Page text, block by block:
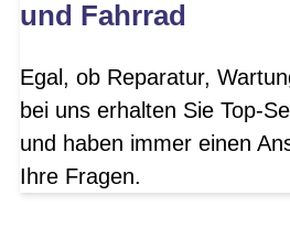
und Fahrrad
Egal, ob Reparatur,
bei uns erhalten Sie Top-
und haben immer einen
Ihre Fragen.